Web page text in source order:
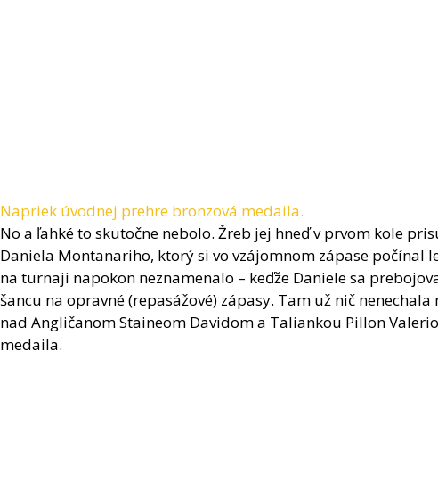
Napriek úvodnej prehre bronzová medaila.
No a ľahké to skutočne nebolo. Žreb jej hneď v prvom kole
Daniela Montanariho, ktorý si vo vzájomnom zápase počínal
na turnaji napokon neznamenalo – keďže Daniele sa
šancu na opravné (repasážové) zápasy. Tam už nič
nad Angličanom Staineom Davidom a Taliankou Pillon
medaila.